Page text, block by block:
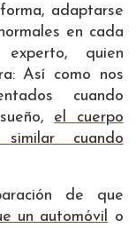
adaptarse
en cada
quien
Así como nos
cuando
el cuerpo
cuando
de que
un automóvil
o